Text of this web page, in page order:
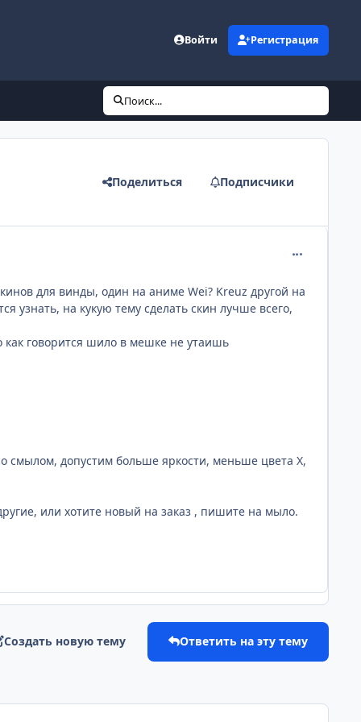
Войти Регистрация
Поиск...
Поделиться Подписчики
для винды, один на аниме Wei? Kreuz другой на
узнать, на кукую тему сделать скин лучше всего,
говорится шило в мешке не утаишь
смылом, допустим больше яркости, меньше цвета Х,
или хотите новый на заказ , пишите на мыло.
Создать новую тему Ответить на эту тему